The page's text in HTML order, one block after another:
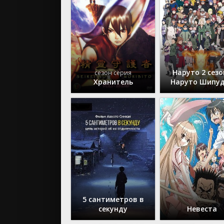
2017
2016
2015
2014
Аниме
Аниме
OVA (ОВА)
сезон серия
Хранитель
Наруто 2
Наруто
5 сантиметров в
секунду
Невеста